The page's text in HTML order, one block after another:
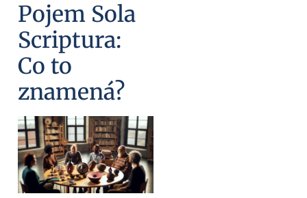
Pojem Sola
Scriptura:
Co to
znamená?